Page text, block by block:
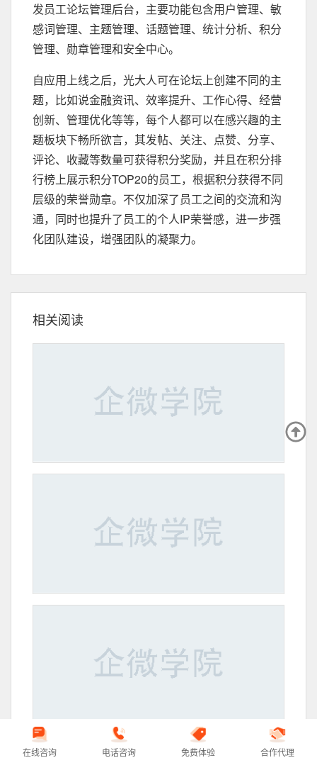
发员工论坛管理后台，主要功能包含用户管理、敏
感词管理、主题管理、话题管理、统计分析、积分
管理、勋章管理和安全中心。
自应用上线之后，光大人可在论坛上创建不同的主
题，比如说金融资讯、效率提升、工作心得、经营
创新、管理优化等等，每个人都可以在感兴趣的主
题板块下畅所欲言，其发帖、关注、点赞、分享、
评论、收藏等数量可获得积分奖励，并且在积分排
行榜上展示积分TOP20的员工，根据积分获得不同
层级的荣誉勋章。不仅加深了员工之间的交流和沟
通，同时也提升了员工的个人IP荣誉感，进一步强
化团队建设，增强团队的凝聚力。
相关阅读
在线咨询 电话咨询 免费体验 合作代理